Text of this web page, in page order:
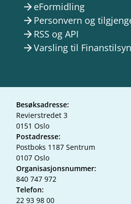
arrow_forward eFormidling
arrow_forward Personvern og
arrow_forward RSS og API
arrow_forwardVarsling til
Besøksadresse:
Revierstredet 3
0151 Oslo
Postadresse:
Postboks 1187 Sentrum
0107 Oslo
Organisasjonsnummer:
840 747 972
Telefon:
22 93 98 00